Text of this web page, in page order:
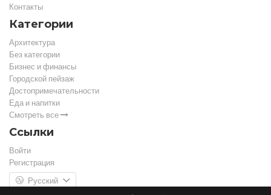
Контакты
Категории
Архитектура
Без категории
Бизнес и финансы
Городской пейзаж
Достопримечательности
Еда и напитки
Смотреть все
Ссылки
Войти
Регистрация
Русский